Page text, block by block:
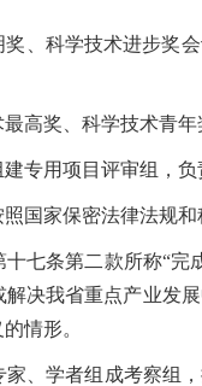
、科学技术进步奖
高奖、科学技术青年
专用项目评审组，负
国家保密法律法规
七条第二款所称“完
决我省重点产业发
情形。
、学者组成考察组